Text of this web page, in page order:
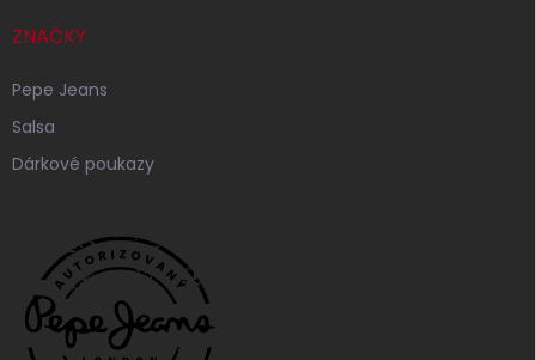
ZNAČKY
Pepe Jeans
Salsa
Dárkové poukazy